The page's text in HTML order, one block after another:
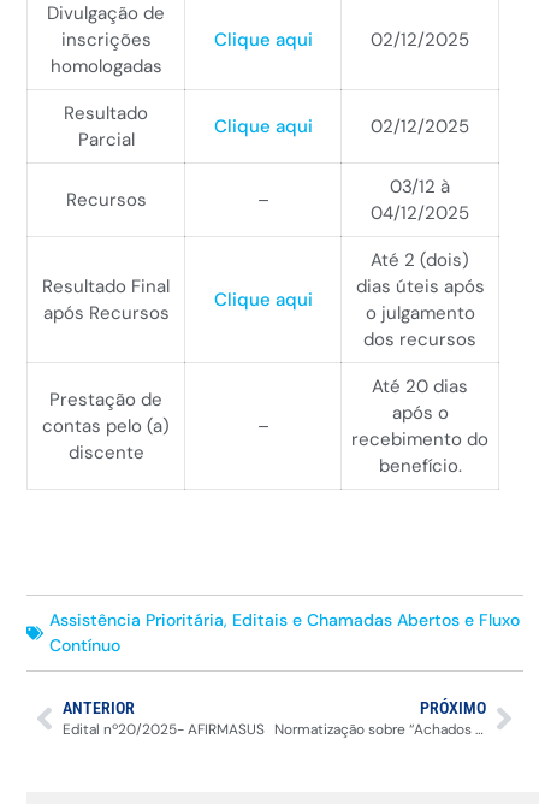
Divulgação de
inscrições
homologadas
Clique aqui 02/12/2025
Resultado
Parcial
Clique aqui 02/12/2025
Recursos –
03/12 à
04/12/2025
Resultado Final
após Recursos
Clique aqui
Até 2 (dois)
dias úteis após
o julgamento
dos recursos
Prestação de
contas pelo (a)
discente
–
Até 20 dias
após o
recebimento do
benefício.
Assistência Prioritária, Editais e Chamadas Abertos e Fluxo
Contínuo
ANTERIOR
Edital nº20/2025- AFIRMASUS
PRÓXIMO
Normatização sobre “Achados e Perdidos”